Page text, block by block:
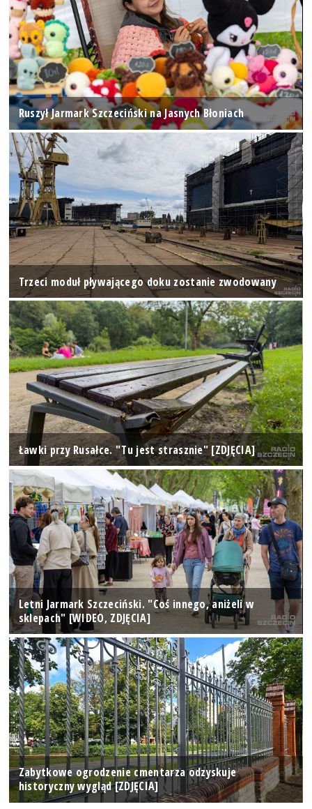
Ruszył Jarmark Szczeciński na Jasnych Błoniach
Trzeci moduł pływającego doku zostanie zwodowany
Ławki przy Rusałce. "Tu jest strasznie" [ZDJĘCIA]
Letni Jarmark Szczeciński. "Coś innego, aniżeli w
sklepach" [WIDEO, ZDJĘCIA]
Zabytkowe ogrodzenie cmentarza odzyskuje
historyczny wygląd [ZDJĘCIA]